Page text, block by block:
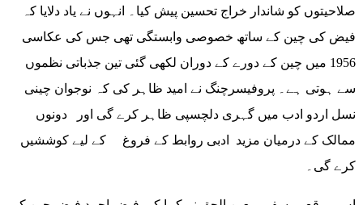
صلاحیتوں کو شاندار خراج تحسین پیش کیا۔ انہوں نے یاد دلایا کہ
فیض کی چین کے ساتھ خصوصی وابستگی تھی جس کی عکاسی
1956 میں چین کے دورے کے دوران لکھی گئی تین جذباتی نظموں
سے ہوتی ہے۔ پروفیسرچنگ نے امید ظاہر کی کہ نوجوان چینی
نسل اردو ادب میں گہری دلچسپی ظاہر کرے گی اور دونوں
ممالک کے درمیان مزید ادبی روابط کے فروغ کے لیے کوششیں
کرے گی۔